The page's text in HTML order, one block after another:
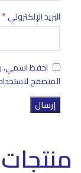
البريد الإلكتروني*
احفظ اسمي،
المتصفح